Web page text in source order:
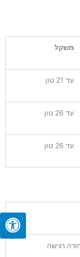
משקל
עד 21 טון
עד 26 טון
עד 26 טון
רגישה